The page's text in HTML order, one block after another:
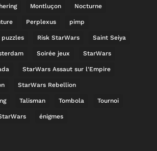
Montluçon Nocturne
Perplexus pimp
puzzles Risk StarWars Saint Seiya
Soirée jeux StarWars
StarWars Assaut sur l'Empire
StarWars Rebellion
Talisman Tombola Tournoi
énigmes